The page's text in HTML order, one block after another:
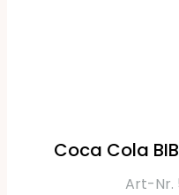
Coca Cola
Art-Nr.